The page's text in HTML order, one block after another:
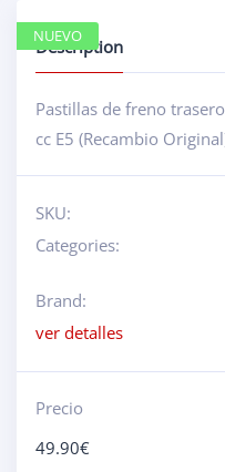
Description
Pastillas de freno
cc E5 (Recambio
SKU:
Categories:
Brand:
ver detalles
Precio
49.90€
NUEVO